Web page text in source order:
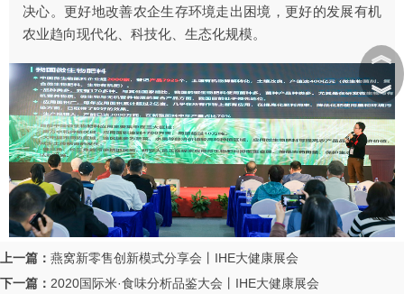
决心。更好地改善农企生存环境走出困境，更好的发展有机
农业趋向现代化、科技化、生态化规模。
上一篇： 燕窝新零售创新模式分享会丨IHE大健康展会
下一篇： 2020国际米·食味分析品鉴大会丨IHE大健康展会
︽
︾